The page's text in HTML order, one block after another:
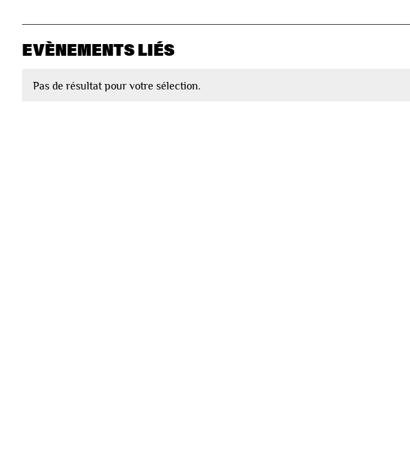
EVÈNEMENTS LIÉS
Pas de résultat pour votre sélection.